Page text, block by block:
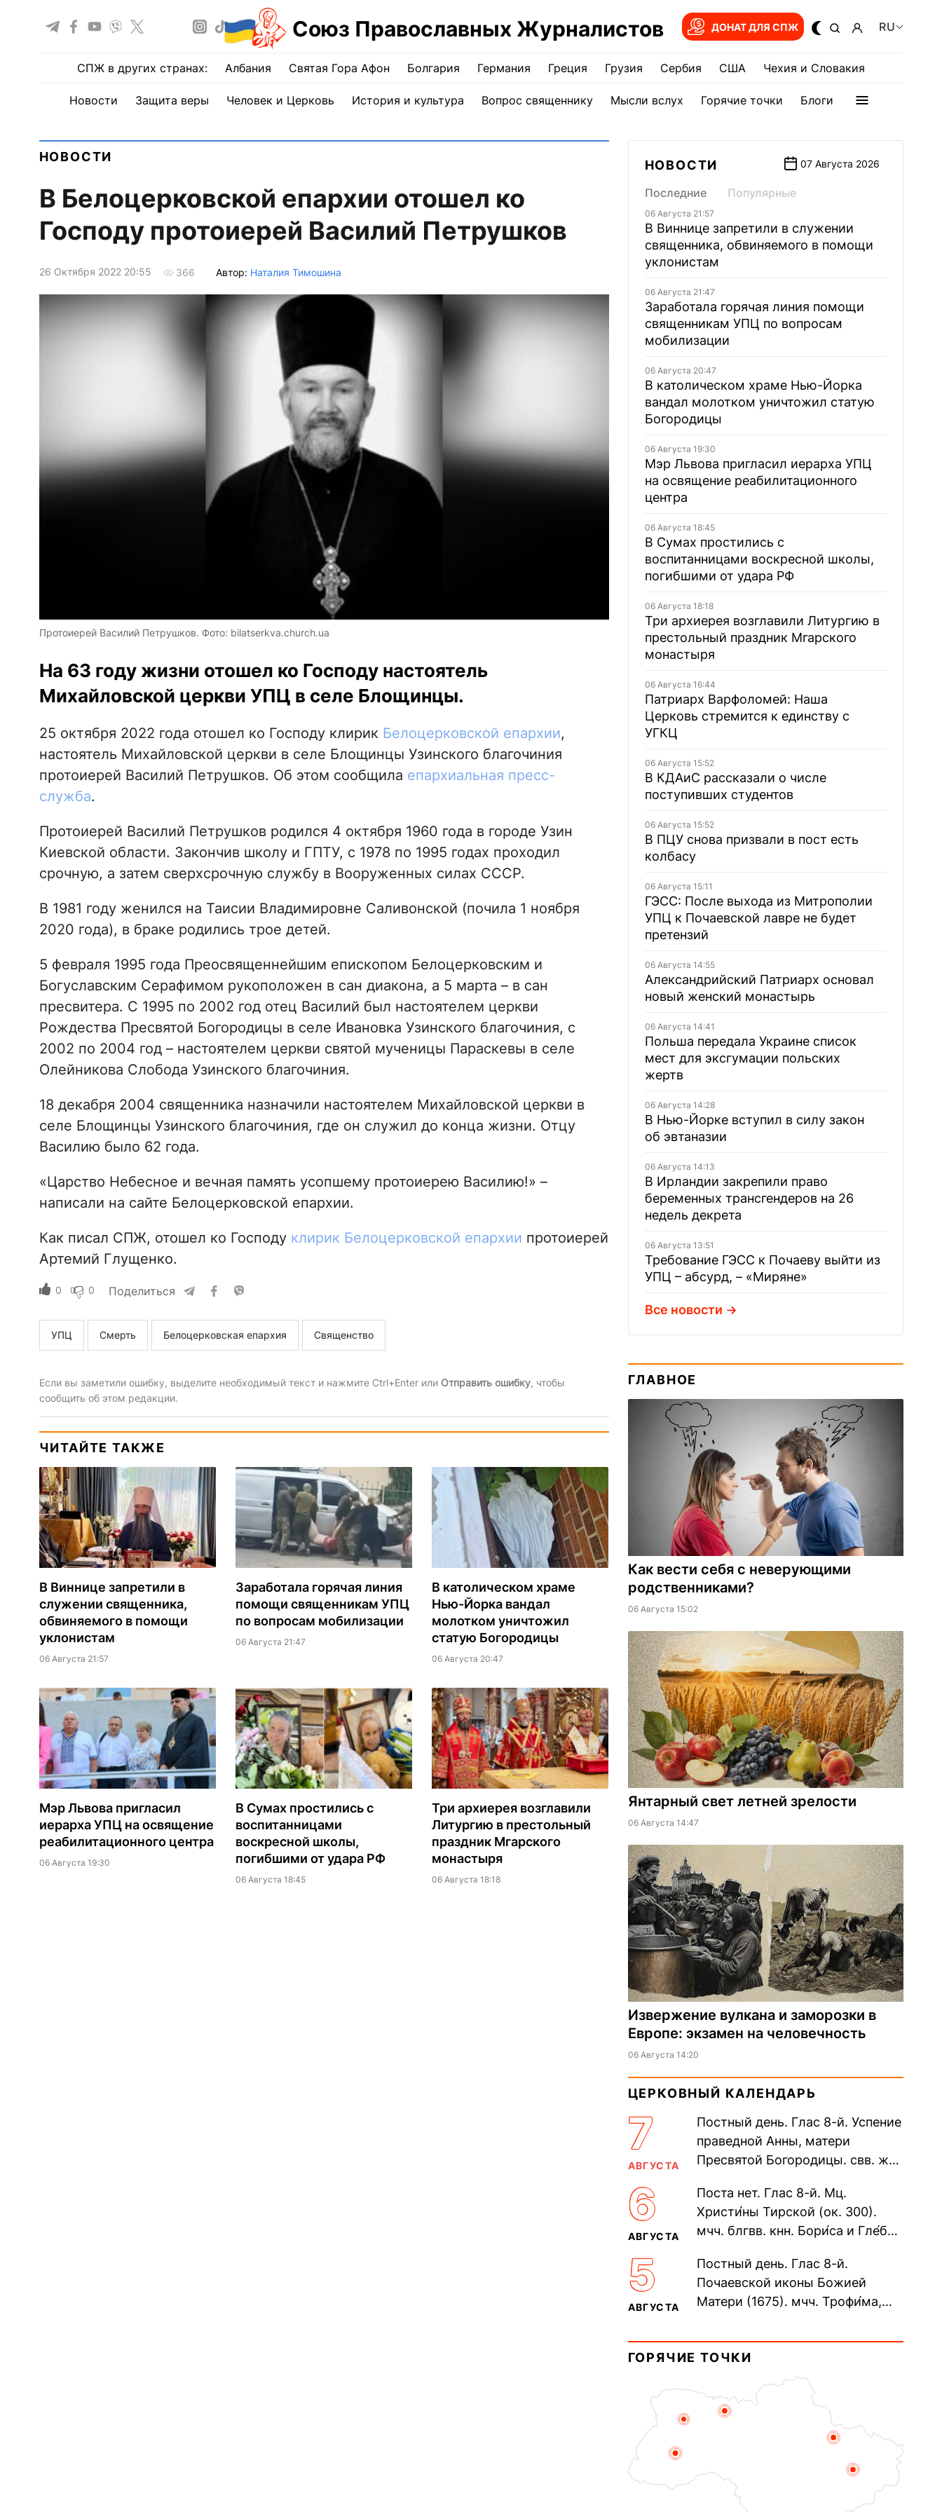
Союз Православных Журналистов ДОНАТ ДЛЯ СПЖ RU
СПЖ в других странах: Албания Святая Гора Афон Болгария Германия Греция Грузия Сербия США Чехия и Словакия
Новости Защита веры Человек и Церковь История и культура Вопрос священнику Мысли вслух Горячие точки Блоги
НОВОСТИ
В Белоцерковской епархии отошел ко
Господу протоиерей Василий Петрушков
26 Октября 2022 20:55 366 Автор: Наталия Тимошина
Протоиерей Василий Петрушков. Фото: bilatserkva.church.ua
На 63 году жизни отошел ко Господу настоятель
Михайловской церкви УПЦ в селе Блощинцы.
25 октября 2022 года отошел ко Господу клирик Белоцерковской епархии,
настоятель Михайловской церкви в селе Блощинцы Узинского благочиния
протоиерей Василий Петрушков. Об этом сообщила епархиальная пресс-
служба.
Протоиерей Василий Петрушков родился 4 октября 1960 года в городе Узин
Киевской области. Закончив школу и ГПТУ, с 1978 по 1995 годах проходил
срочную, а затем сверхсрочную службу в Вооруженных силах СССР.
В 1981 году женился на Таисии Владимировне Саливонской (почила 1 ноября
2020 года), в браке родились трое детей.
5 февраля 1995 года Преосвященнейшим епископом Белоцерковским и
Богуславским Серафимом рукоположен в сан диакона, а 5 марта – в сан
пресвитера. С 1995 по 2002 год отец Василий был настоятелем церкви
Рождества Пресвятой Богородицы в селе Ивановка Узинского благочиния, с
2002 по 2004 год – настоятелем церкви святой мученицы Параскевы в селе
Олейникова Слобода Узинского благочиния.
18 декабря 2004 священника назначили настоятелем Михайловской церкви в
селе Блощинцы Узинского благочиния, где он служил до конца жизни. Отцу
Василию было 62 года.
«Царство Небесное и вечная память усопшему протоиерею Василию!» –
написали на сайте Белоцерковской епархии.
Как писал СПЖ, отошел ко Господу клирик Белоцерковской епархии протоиерей
Артемий Глущенко.
0 0 Поделиться
УПЦ Смерть Белоцерковская епархия Священство
Если вы заметили ошибку, выделите необходимый текст и нажмите Ctrl+Enter или Отправить ошибку, чтобы
сообщить об этом редакции.
ЧИТАЙТЕ ТАКЖЕ
В Виннице запретили в
служении священника,
обвиняемого в помощи
уклонистам
06 Августа 21:57
Заработала горячая линия
помощи священникам УПЦ
по вопросам мобилизации
06 Августа 21:47
В католическом храме
Нью-Йорка вандал
молотком уничтожил
статую Богородицы
06 Августа 20:47
Мэр Львова пригласил
иерарха УПЦ на освящение
реабилитационного центра
06 Августа 19:30
В Сумах простились с
воспитанницами
воскресной школы,
погибшими от удара РФ
06 Августа 18:45
Три архиерея возглавили
Литургию в престольный
праздник Мгарского
монастыря
06 Августа 18:18
НОВОСТИ 07 Августа 2026
Последние Популярные
06 Августа 21:57
В Виннице запретили в служении
священника, обвиняемого в помощи
уклонистам
06 Августа 21:47
Заработала горячая линия помощи
священникам УПЦ по вопросам
мобилизации
06 Августа 20:47
В католическом храме Нью-Йорка
вандал молотком уничтожил статую
Богородицы
06 Августа 19:30
Мэр Львова пригласил иерарха УПЦ
на освящение реабилитационного
центра
06 Августа 18:45
В Сумах простились с
воспитанницами воскресной школы,
погибшими от удара РФ
06 Августа 18:18
Три архиерея возглавили Литургию в
престольный праздник Мгарского
монастыря
06 Августа 16:44
Патриарх Варфоломей: Наша
Церковь стремится к единству с
УГКЦ
06 Августа 15:52
В КДАиС рассказали о числе
поступивших студентов
06 Августа 15:52
В ПЦУ снова призвали в пост есть
колбасу
06 Августа 15:11
ГЭСС: После выхода из Митрополии
УПЦ к Почаевской лавре не будет
претензий
06 Августа 14:55
Александрийский Патриарх основал
новый женский монастырь
06 Августа 14:41
Польша передала Украине список
мест для эксгумации польских
жертв
06 Августа 14:28
В Нью-Йорке вступил в силу закон
об эвтаназии
06 Августа 14:13
В Ирландии закрепили право
беременных трансгендеров на 26
недель декрета
06 Августа 13:51
Требование ГЭСС к Почаеву выйти из
УПЦ – абсурд, – «Миряне»
Все новости
ГЛАВНОЕ
Как вести себя с неверующими
родственниками?
06 Августа 15:02
Янтарный свет летней зрелости
06 Августа 14:47
Извержение вулкана и заморозки в
Европе: экзамен на человечность
06 Августа 14:20
ЦЕРКОВНЫЙ КАЛЕНДАРЬ
7
АВГУСТА
Постный день. Глас 8-й. Успение
праведной Анны, матери
Пресвятой Богородицы. свв. жен
прп. Евпракси́и девы,...
6
АВГУСТА
Поста нет. Глас 8-й. Мц.
Христи́ны Тирской (ок. 300).
мчч. блгвв. кнн. Бори́са и Гле́ба,
Дави́да (1015). Прп....
5
АВГУСТА
Постный день. Глас 8-й.
Почаевской иконы Божией
Матери (1675). мчч. Трофи́ма,
мучеников (284–305). прав.
воина Фео́дора...
ГОРЯЧИЕ ТОЧКИ